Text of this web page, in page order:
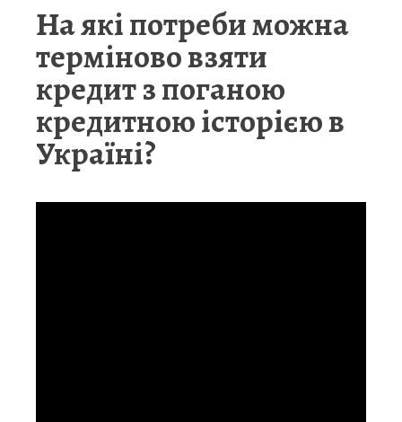
На які потреби можна
терміново взяти
кредит з поганою
кредитною історією в
Україні?